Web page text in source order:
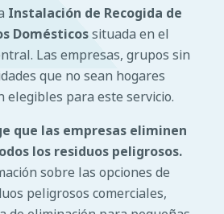
Instalación de Recogida de
Domésticossituada en el
Las empresas, grupos sin
que no sean hogares
elegibles para este servicio.
que las empresas eliminen
los residuos peligrosos.
sobre las opciones de
peligrosos comerciales,